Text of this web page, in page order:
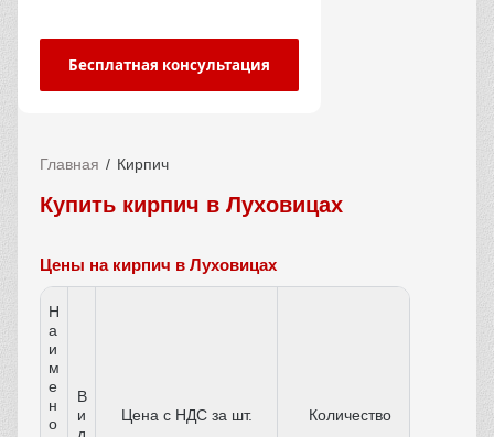
Бесплатная консультация
Главная Кирпич
Купить кирпич в Луховицах
Цены на кирпич в Луховицах
Н
а
и
м
е
н
о
В
и
д
Цена с НДС за шт. Количество